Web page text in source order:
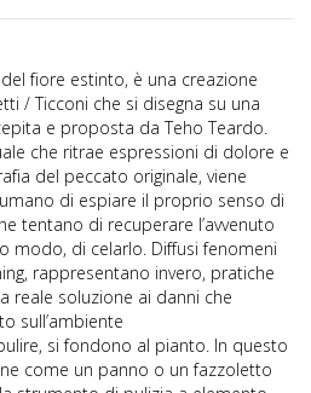
fiore estinto, è una creazione
/ Ticconi che si disegna su una
e proposta da Teho Teardo.
che ritrae espressioni di dolore e
del peccato originale, viene
di espiare il proprio senso di
tentano di recuperare l’avvenuto
modo, di celarlo. Diffusi fenomeni
rappresentano invero, pratiche
reale soluzione ai danni che
sull’ambiente
si fondono al pianto. In questo
come un panno o un fazzoletto